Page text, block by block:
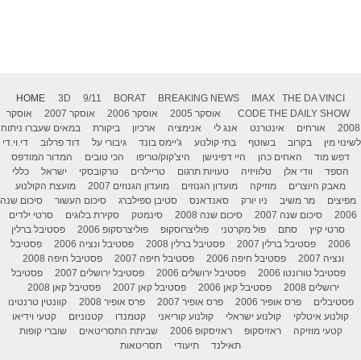
HOME 3D 9/11 BORAT BREAKING NEWS IMAX
THE DA VINCI
CODE THE DAILY SHOW אוסקר 2005 אוסקר 2006 אוסקר 2007
אוסקר
2008
אורחים אינטרנט אנג לי אנימציה ארכיון ביקורת
במאים שעברו ניתוח
לשינוי מין
בקרוב בשוטף בתי קולנוע ג'יימס בונד גיבורי על דוד פרלוב
די.וי.די
דפש מוד
האחים כהן היי דפינישן היצ'קוק/טריפו הכי טובים
המדור המודפס
הספד
וודי אלן טלוויזיה טעויות תרגום טריילרים טרקובסקי ישראל
כללי
מאבק היוצרים
מוזיקה מועדון הגנוזים מועדון הגנוזים 2007
מועצת הקולנוע
מפיצים
מר משיב ניו יורק סאנדאנס סטיבן ספילברג סיכום העשור
סיכום שנה
2006
סיכום שנה 2007 סיכום שנה 2008 סינמטק סקירת בלוגים
סרטי ילדים
סרטי קיץ
סתם פול מקרטני פוליצרוסקופ פוליצרסקופ 2006
פסטיבל ברלין
2006
פסטיבל ברלין 2007 פסטיבל ברלין 2008 פסטיבל ונציה 2006
פסטיבל
ונציה 2007
פסטיבל חיפה 2006 פסטיבל חיפה 2007
פסטיבל חיפה 2008
פסטיבל טורונטו 2006
פסטיבל ירושלים 2006 פסטיבל ירושלים 2007
פסטיבל
ירושלים 2008
פסטיבל קאן 2006 פסטיבל קאן 2007
פסטיבל קאן 2008
פסטיבלים
פרס אופיר 2006 פרס אופיר 2007 פרס אופיר 2008
קוונטין טרנטינו
קולנוע איטלקי
קולנוע ישראלי קולנוע קוריאני קטמנדו קטנוניזם
קטעי וידיאו
קטעי מוזיקה
ראזיסקופ ראזיסקופ 2006 שביתת התסריטאים
שוברי קופות
תאילנד
תיעודי תסריטאות